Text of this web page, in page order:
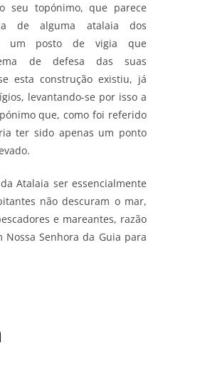
seu topónimo, que parece
de alguma atalaia dos
um posto de vigia que
de defesa das suas
esta construção existiu, já
levantando-se por isso a
que, como foi referido
ter sido apenas um ponto
Atalaia ser essencialmente
não descuram o mar,
e mareantes, razão
Nossa Senhora da Guia para